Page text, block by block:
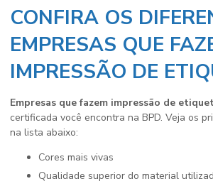
CONFIRA OS
EMPRESAS QUE
IMPRESSÃO DE
Empresas que fazem impressão de
certificada você encontra na BPD. Veja os
na lista abaixo:
cores mais vivas
qualidade superior do material